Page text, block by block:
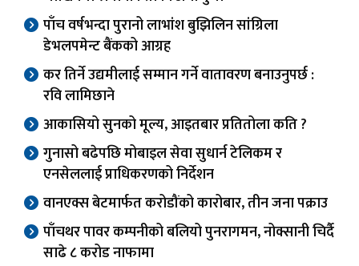
पाँच वर्षभन्दा पुरानो लाभांश बुझिलिन सांग्रिला
डेभलपमेन्ट बैंकको आग्रह
कर तिर्ने उद्यमीलाई सम्मान गर्ने वातावरण बनाउनुपर्छ :
रवि लामिछाने
आकासियो सुनको मूल्य, आइतबार प्रतितोला कति ?
गुनासो बढेपछि मोबाइल सेवा सुधार्न टेलिकम र
एनसेललाई प्राधिकरणको निर्देशन
वानएक्स बेटमार्फत करोडौंको कारोबार, तीन जना पक्राउ
पाँचथर पावर कम्पनीको बलियो पुनरागमन, नोक्सानी चिर्दै
साढे ८ करोड नाफामा